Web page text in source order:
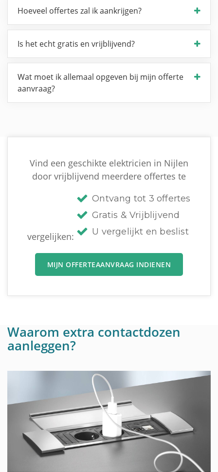
Hoeveel offertes zal ik aankrijgen?
Is het echt gratis en vrijblijvend?
Wat moet ik allemaal opgeven bij mijn offerte
aanvraag?
Vind een geschikte elektricien in Nijlen
door vrijblijvend meerdere offertes te
vergelijken:
Ontvang tot 3 offertes
Gratis & Vrijblijvend
U vergelijkt en beslist
MIJN OFFERTEAANVRAAG INDIENEN
Waarom extra contactdozen
aanleggen?